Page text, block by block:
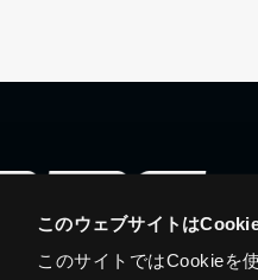
このウェブサイトは
このサイトではCookieを